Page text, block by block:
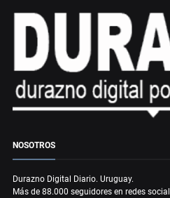
NOSOTROS
Durazno Digital Diario. Uruguay.
Más de 88.000 seguidores en redes